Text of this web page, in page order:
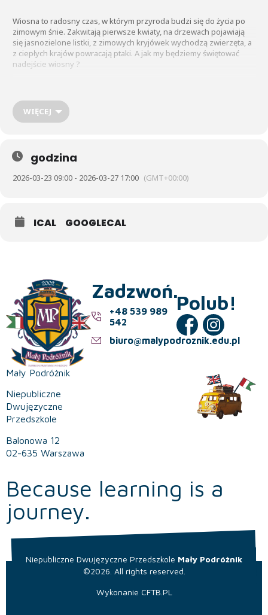
Wiosna to radosny czas, w którym przyroda budzi się do życia po
zimowym śnie. Zakwitają pierwsze kwiaty, na drzewach pojawiają
się jasnozielone listki, z zimowych kryjówek wychodzą zwierzęta, a
z ciepłych krajów powracają ptaki. A jak my będziemy świętować
nadejście wiosny ?
W poniedziałek Pingwinki, Papużki, Tygryski wybierają się na Pola
Mokotowskie w poszukiwaniu jej oznak. Zabierają ze sobą dobre
humory i lupy.
WIĘCEJ
godzina
2026-03-23 09:00 - 2026-03-27 17:00 (GMT+00:00)
ICAL GOOGLECAL
Mały Podróżnik
Niepubliczne
Dwujęzyczne
Przedszkole
Balonowa 12
02-635 Warszawa
Zadzwoń.
+48 539 989
542
biuro@malypodroznik.edu.pl
Polub!
Because learning is a
journey.
Niepubliczne Dwujęzyczne Przedszkole Mały Podróżnik
©2026. All rights reserved.
Wykonanie CFTB.PL